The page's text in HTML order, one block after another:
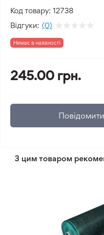
Код товару: 12738
Відгуки: (0)
Немає в наявності
245.00 грн.
З цим товаром